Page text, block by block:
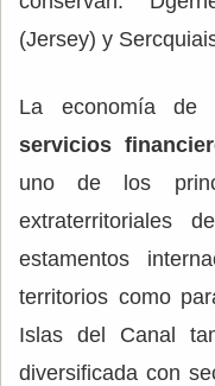
(Jersey) y
La economía
servicios
uno de los
extraterritoriales
estamentos
territorios como
Islas del Canal
diversificada con